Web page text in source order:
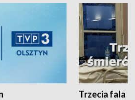
Trzecia fala -